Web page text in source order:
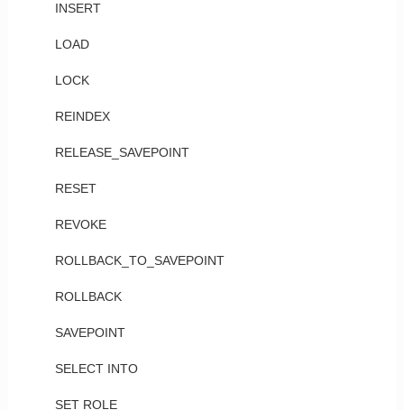
INSERT
LOAD
LOCK
REINDEX
RELEASE_SAVEPOINT
RESET
REVOKE
ROLLBACK_TO_SAVEPOINT
ROLLBACK
SAVEPOINT
SELECT INTO
SET ROLE